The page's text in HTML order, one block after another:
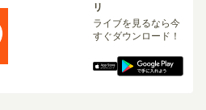
リ
ライブを見るなら今
すぐダウンロード！